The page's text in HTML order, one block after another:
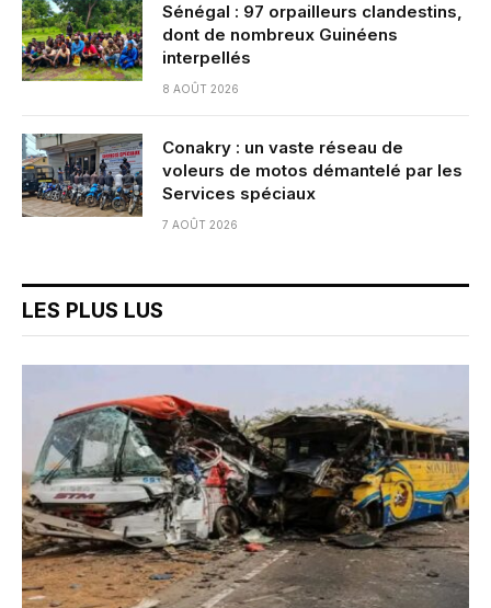
Sénégal : 97 orpailleurs clandestins,
dont de nombreux Guinéens
interpellés
8 AOÛT 2026
Conakry : un vaste réseau de
voleurs de motos démantelé par les
Services spéciaux
7 AOÛT 2026
LES PLUS LUS